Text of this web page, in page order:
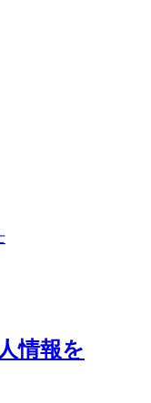
情報を